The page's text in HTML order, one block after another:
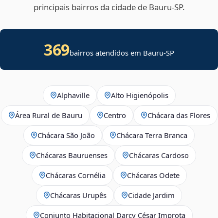
principais bairros da cidade de Bauru‑SP.
369bairros atendidos em Bauru-SP
Alphaville Alto Higienópolis
Área Rural de Bauru Centro Chácara das Flores
Chácara São João Chácara Terra Branca
Chácaras Bauruenses Chácaras Cardoso
Chácaras Cornélia Chácaras Odete
Chácaras Urupês Cidade Jardim
Conjunto Habitacional Darcy César Improta